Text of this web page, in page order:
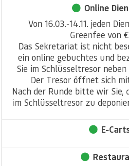
Online
Von 16.03.-14.11. jeden
Greenfee von
Das Sekretariat ist nicht
ein online gebuchtes und
Sie im Schlüsseltresor neben
Der Tresor öffnet sich
Nach der Runde bitte wir Sie,
im Schlüsseltresor zu
E-